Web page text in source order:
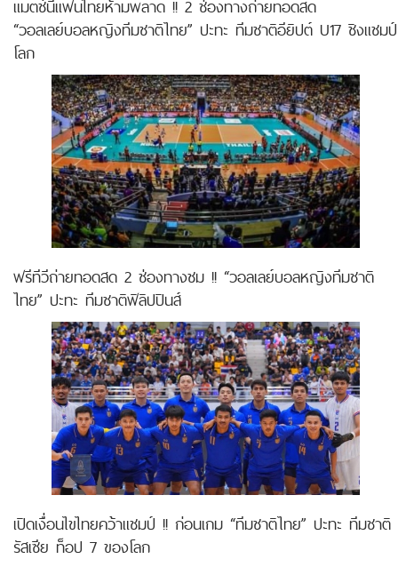
แมตช์นี้แฟนไทยห้ามพลาด !! 2 ช่องทางถ่ายทอดสด
“วอลเลย์บอลหญิงทีมชาติไทย” ปะทะ ทีมชาติอียิปต์ U17 ชิงแชมป์
โลก
ฟรีทีวีถ่ายทอดสด 2 ช่องทางชม !! “วอลเลย์บอลหญิงทีมชาติ
ไทย” ปะทะ ทีมชาติฟิลิปปินส์
เปิดเงื่อนไขไทยคว้าแชมป์ !! ก่อนเกม “ทีมชาติไทย” ปะทะ ทีมชาติ
รัสเซีย ท็อป 7 ของโลก